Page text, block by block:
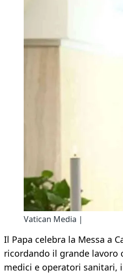
Vatican Media |
Il Papa celebra la Messa a
ricordando il grande lavoro
medici e operatori sanitari,